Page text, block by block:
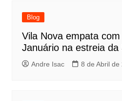
Blog
Vila Nova empata
Januário na estreia da
Andre Isac 8 de Abril de